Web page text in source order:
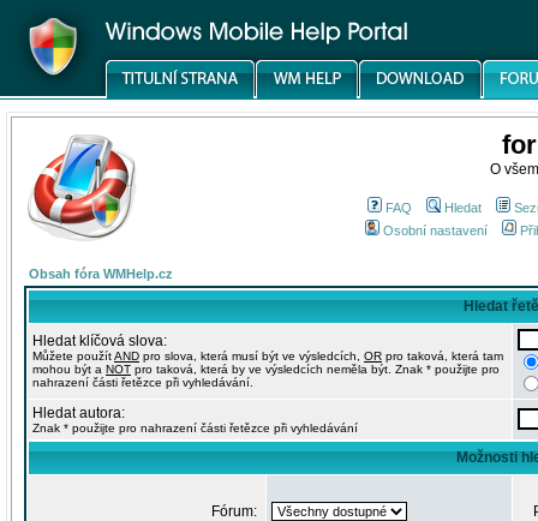
O
FAQ Hledat
Osobní nastavení
Obsah fóra WMHelp.cz
Hledat
Hledat klíčová slova:
Můžete použítAND pro slova, která musí být ve výsledcích, OR pro taková, která tam
mohou být a NOT pro taková, která by ve výsledcích neměla být. Znak * použijte pro
nahrazení části řetězce při vyhledávání.
Hledat autora:
Znak * použijte pro nahrazení části řetězce při vyhledávání
Možnosti
Fórum: